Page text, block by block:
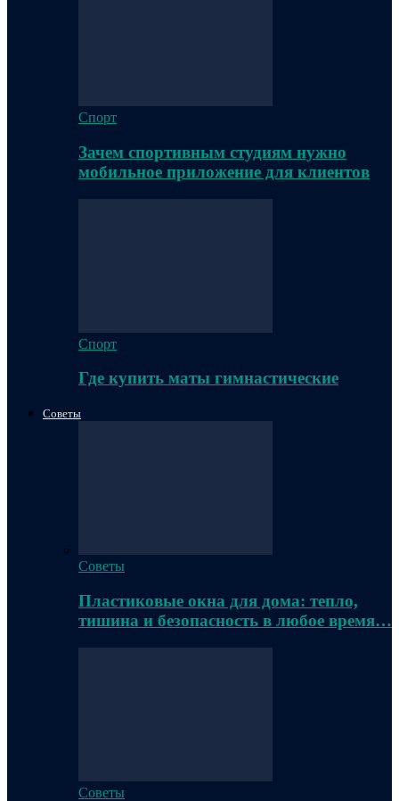
Спорт
Зачем спортивным студиям нужно
мобильное приложение для клиентов
Спорт
Где купить маты гимнастические
Советы
Советы
Пластиковые окна для дома: тепло,
тишина и безопасность в любое время…
Советы